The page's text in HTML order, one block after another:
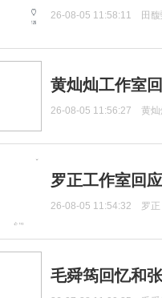
26-08-05 11:58:11 田
黄灿灿工作室
26-08-05 11:56:27 黄灿
罗正工作室回
26-08-05 11:54:32 罗正
毛舜筠回忆和